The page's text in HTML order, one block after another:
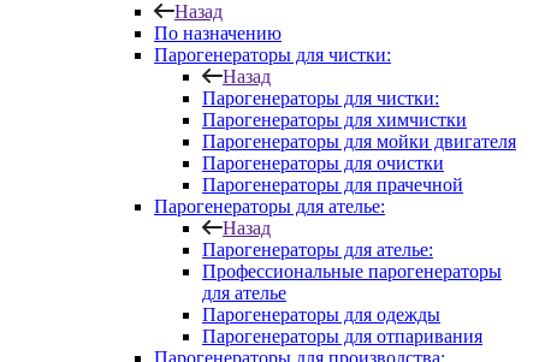
Назад
По назначению
Парогенераторы для чистки:
Назад
Парогенераторы для чистки:
Парогенераторы для химчистки
Парогенераторы для мойки двигателя
Парогенераторы для очистки
Парогенераторы для прачечной
Парогенераторы для ателье:
Назад
Парогенераторы для ателье:
Профессиональные парогенераторы
для ателье
Парогенераторы для одежды
Парогенераторы для отпаривания
Парогенераторы для производства: